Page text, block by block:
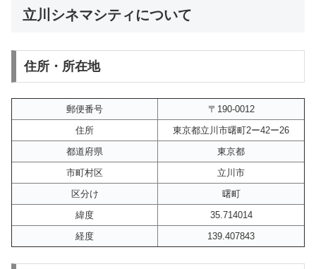
立川シネマシティについて
住所・所在地
郵便番号
〒190-0012
住所
東京都立川市曙町2ー42ー26
都道府県
東京都
市町村区
立川市
区分け
曙町
緯度
35.714014
経度
139.407843